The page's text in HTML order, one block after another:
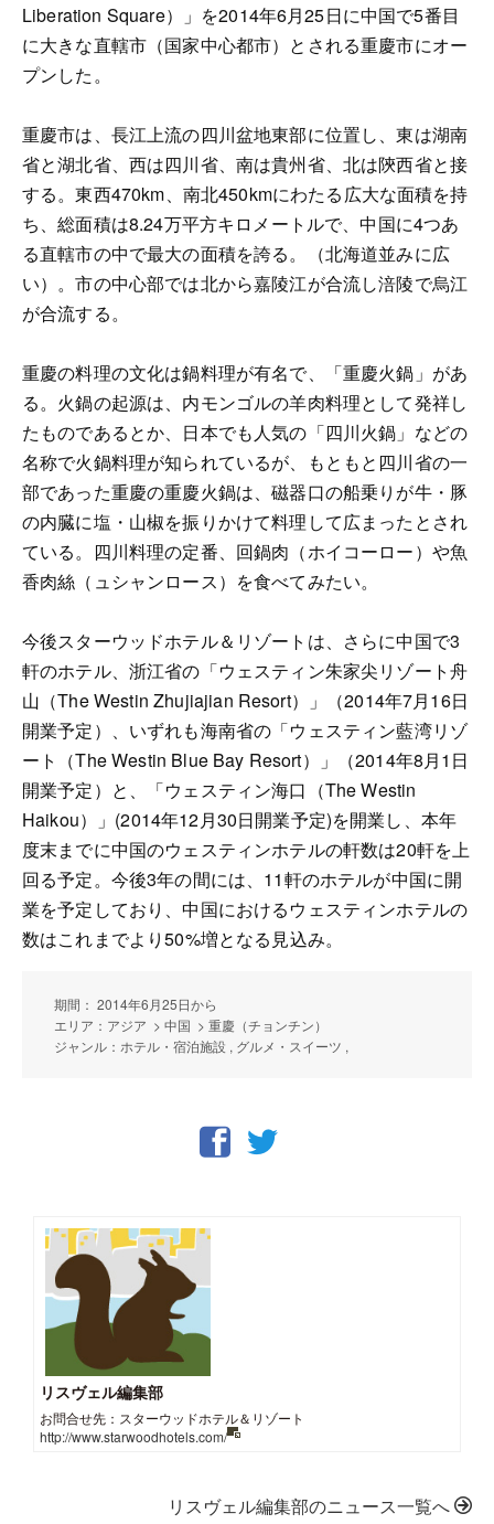
Liberation Square）」を2014年6月25日に中国で5番目
に大きな直轄市（国家中心都市）とされる重慶市にオー
プンした。
重慶市は、長江上流の四川盆地東部に位置し、東は湖南
省と湖北省、西は四川省、南は貴州省、北は陝西省と接
する。東西470km、南北450kmにわたる広大な面積を持
ち、総面積は8.24万平方キロメートルで、中国に4つあ
る直轄市の中で最大の面積を誇る。（北海道並みに広
い）。市の中心部では北から嘉陵江が合流し涪陵で烏江
が合流する。
重慶の料理の文化は鍋料理が有名で、「重慶火鍋」があ
る。火鍋の起源は、内モンゴルの羊肉料理として発祥し
たものであるとか、日本でも人気の「四川火鍋」などの
名称で火鍋料理が知られているが、もともと四川省の一
部であった重慶の重慶火鍋は、磁器口の船乗りが牛・豚
の内臓に塩・山椒を振りかけて料理して広まったとされ
ている。四川料理の定番、回鍋肉（ホイコーロー）や魚
香肉絲（ュシャンロース）を食べてみたい。
今後スターウッドホテル＆リゾートは、さらに中国で3
軒のホテル、浙江省の「ウェスティン朱家尖リゾート舟
山（The Westin Zhujiajian Resort）」（2014年7月16日
開業予定）、いずれも海南省の「ウェスティン藍湾リゾ
ート（The Westin Blue Bay Resort）」（2014年8月1日
開業予定）と、「ウェスティン海口（The Westin
Haikou）」(2014年12月30日開業予定)を開業し、本年
度末までに中国のウェスティンホテルの軒数は20軒を上
回る予定。今後3年の間には、11軒のホテルが中国に開
業を予定しており、中国におけるウェスティンホテルの
数はこれまでより50%増となる見込み。
期間： 2014年6月25日から
エリア：アジア > 中国 > 重慶（チョンチン）
ジャンル：ホテル・宿泊施設 , グルメ・スイーツ ,
リスヴェル編集部
お問合せ先：スターウッドホテル＆リゾート
http://www.starwoodhotels.com/
リスヴェル編集部のニュース一覧へ